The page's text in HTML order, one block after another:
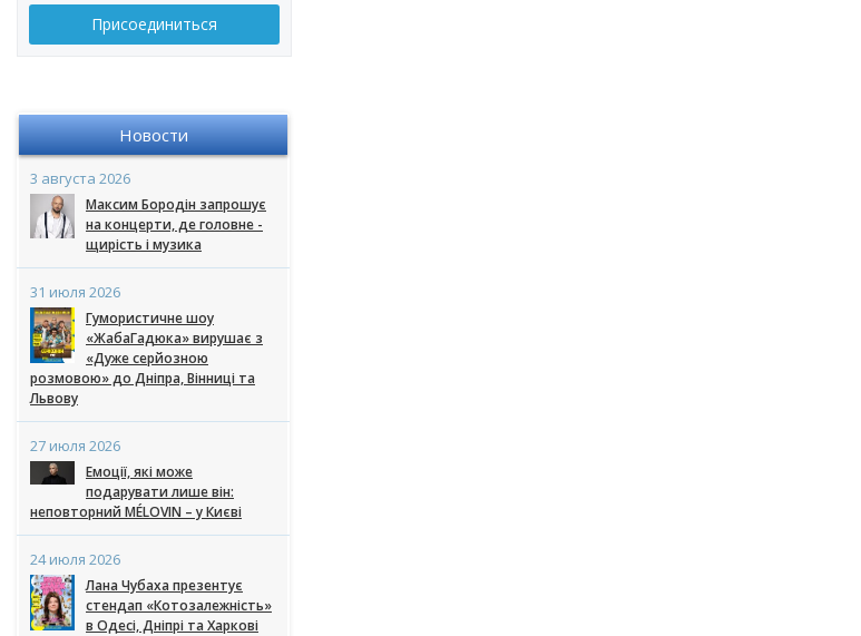
Присоединиться
Новости
3 августа 2026
Максим Бородін запрошує
на концерти, де головне -
щирість і музика
31 июля 2026
Гумористичне шоу
«ЖабаГадюка» вирушає з
«Дуже серйозною
розмовою» до Дніпра, Вінниці та
Львову
27 июля 2026
Емоції, які може
подарувати лише він:
неповторний MÉLOVIN – у Києві
24 июля 2026
Лана Чубаха презентує
стендап «Котозалежність»
в Одесі, Дніпрі та Харкові